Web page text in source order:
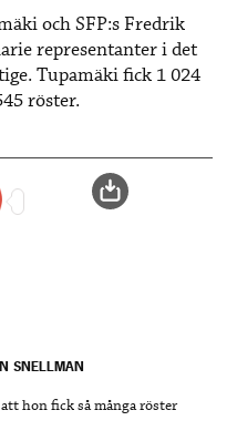
och SFP:s Fredrik
representanter i det
Tupamäki fick 1 024
röster.
SNELLMAN
hon fick så många röster